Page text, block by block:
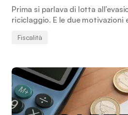
Prima si parlava di lotta
riciclaggio. E le due motivazioni
Fiscalità